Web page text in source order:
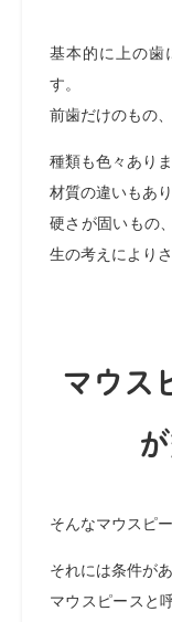
基本的に上の歯
す。
前歯だけのもの
種類も色々ありま
材質の違いもあり
硬さが固いもの
生の考えにより
マウス
そんなマウスピ
それには条件が
マウスピースと